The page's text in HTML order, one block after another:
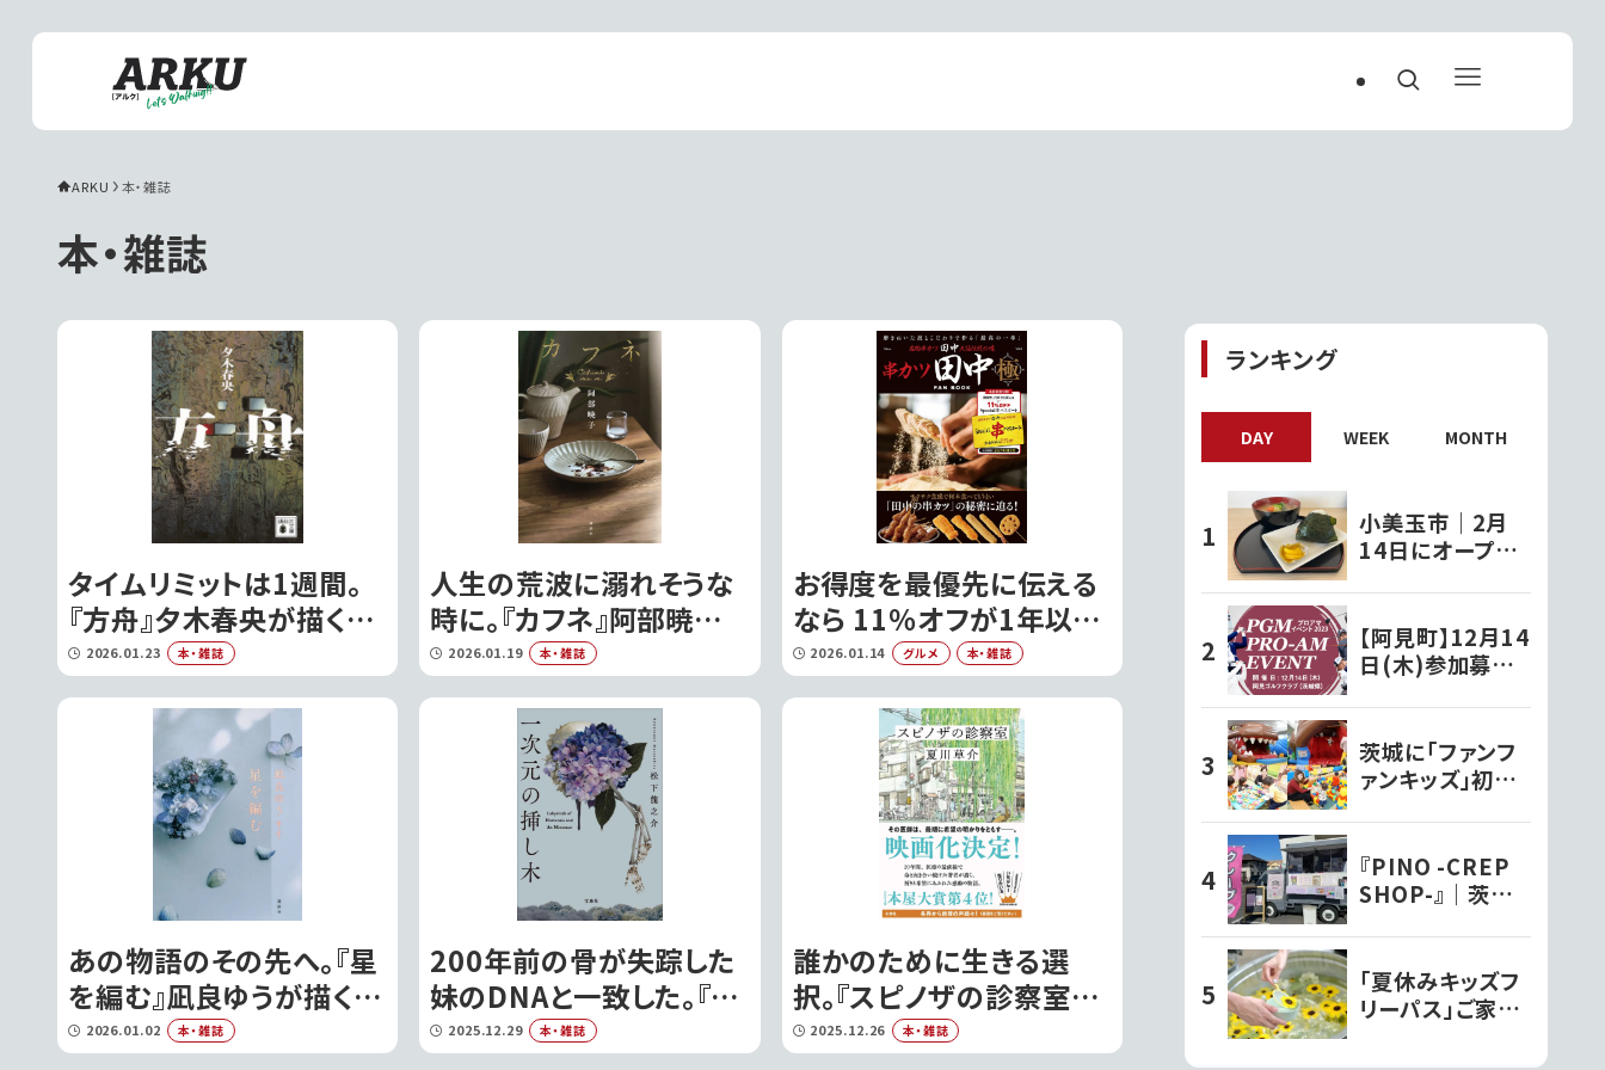
ARKU 本・雑誌
本・雑誌
タイムリミットは1週間。
『方舟』夕木春央が描く、
閉ざされた空間の恐怖
2026.01.23 本・雑誌
人生の荒波に溺れそうな
時に。『カフネ』阿部暁子
が描く、言葉を超えた救い
2026.01.19 本・雑誌
お得度を最優先に伝える
なら 11％オフが1年以上
続く！？『串カツ田中FAN
BOOK 極』が物価高の救
世主すぎる件
2026.01.14 グルメ 本・雑誌
あの物語のその先へ。『星
を編む』凪良ゆうが描く、
語りきれなかった愛の物
2026.01.02 本・雑誌
200年前の骨が失踪した
妹のDNAと一致した。『一
次元の挿し木』が描く、時
2025.12.29 本・雑誌
誰かのために生きる選
択。『スピノザの診察室』
が静かに問いかける、本
2025.12.26 本・雑誌
ランキング
DAY WEEK MONTH
小美玉市｜2月
14日にオープン
おにぎり味噌汁セ
ットをいただきま
した!!
【阿見町】12月14
日(木)参加募
ーシップ契約プ
ロが出演する
『PGMプロアマ
イベント2023』を
開催!!
茨城に「ファンフ
ァンキッズ」初上
新感覚室内遊園
地｜水戸市
『PINO -CREP
SHOP-』｜茨城
り
「夏休みキッズフ
リーパス」ご家族
まわりと過ごす里